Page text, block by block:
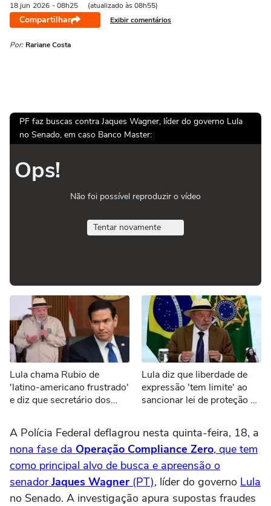
18 jun 2026 - 08h25 (atualizado às 08h55)
Compartilhar Exibir comentários
Por: Rariane Costa
PF faz buscas contra Jaques Wagner, líder do governo Lula
no Senado, em caso Banco Master:
Ops!
Não foi possível reproduzir o vídeo
Tentar novamente
Lula chama Rubio de
'latino-americano frustrado'
e diz que secretário dos
Lula diz que liberdade de
expressão 'tem limite' ao
sancionar lei de proteção a
A Polícia Federal deflagrou nesta quinta-feira, 18, a
nona fase da Operação Compliance Zero, que tem
como principal alvo de busca e apreensão o
senadorJaques Wagner (PT), líder do governo Lula
no Senado. A investigação apura supostas fraudes